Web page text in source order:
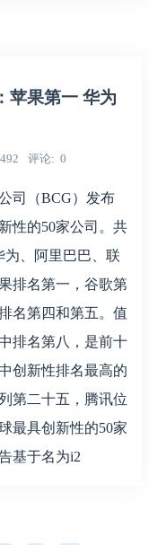
苹果第一 华为
评论 0
司（BCG）发布
性的50家公司。共
为、阿里巴巴、联
排名第一，谷歌第
名第四和第五。值
排名第八，是前十
创新性排名最高的
第二十五，腾讯位
最具创新性的50家
基于名为i2